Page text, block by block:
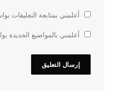
أعلمني بمتابعة التعليقات
أعلمني بالمواضيع الجديدة